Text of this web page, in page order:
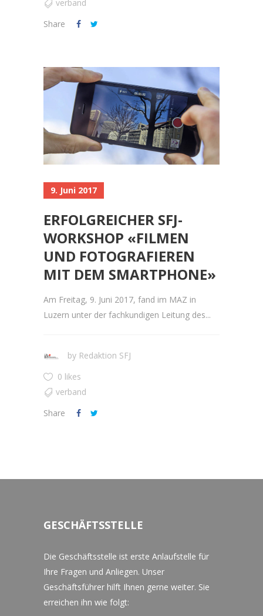
verband
Share
9. Juni 2017
ERFOLGREICHER SFJ-
WORKSHOP «FILMEN
UND FOTOGRAFIEREN
MIT DEM SMARTPHONE»
Am Freitag, 9. Juni 2017, fand im MAZ in
Luzern unter der fachkundigen Leitung des...
by Redaktion SFJ
0 likes
verband
Share
GESCHÄFTSSTELLE
Die Geschäftsstelle ist erste Anlaufstelle für
Ihre Fragen und Anliegen. Unser
Geschäftsführer hilft Ihnen gerne weiter. Sie
erreichen ihn wie folgt: